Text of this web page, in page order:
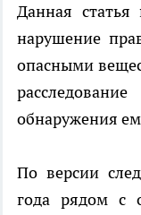
Данная статья
нарушение
опасными
обнаружения
По версии
года рядом с